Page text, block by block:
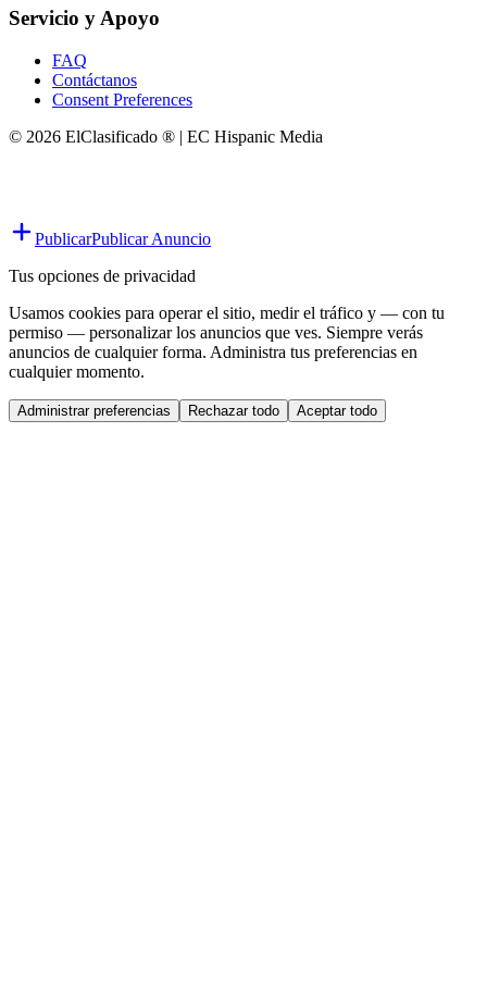
Servicio y Apoyo
FAQ
Contáctanos
Consent Preferences
© 2026 ElClasificado ® | EC Hispanic Media
PublicarPublicar Anuncio
Tus opciones de privacidad
Usamos cookies para operar el sitio, medir el tráfico y — con tu
permiso — personalizar los anuncios que ves. Siempre verás
anuncios de cualquier forma. Administra tus preferencias en
cualquier momento.
Administrar preferencias Rechazar todo Aceptar todo